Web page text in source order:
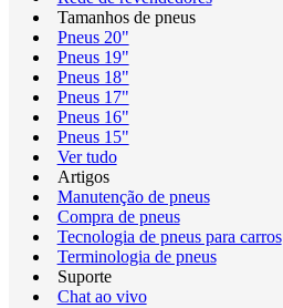
Tamanhos de pneus
Pneus 20"
Pneus 19"
Pneus 18"
Pneus 17"
Pneus 16"
Pneus 15"
Ver tudo
Artigos
Manutenção de pneus
Compra de pneus
Tecnologia de pneus para carros
Terminologia de pneus
Suporte
Chat ao vivo